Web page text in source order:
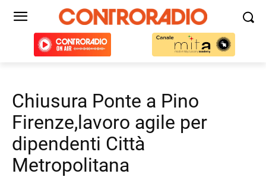
Chiusura Ponte a Pino
Firenze,lavoro agile per
dipendenti Città
Metropolitana